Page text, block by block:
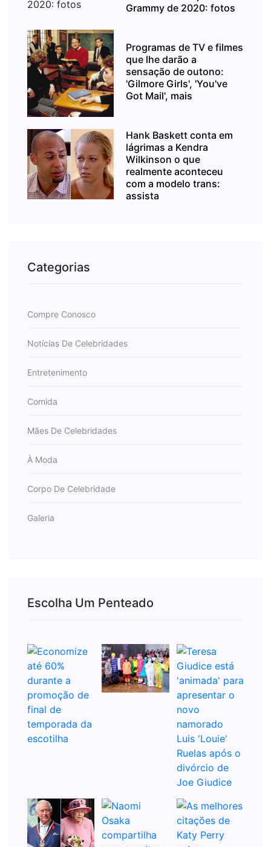
Grammy de 2020: fotos
Programas de TV e filmes
que lhe darão a
sensação de outono:
'Gilmore Girls', 'You've
Got Mail', mais
Hank Baskett conta em
lágrimas a Kendra
Wilkinson o que
realmente aconteceu
com a modelo trans:
assista
Categorias
Compre Conosco
Notícias De Celebridades
Entretenimento
Comida
Mães De Celebridades
À Moda
Corpo De Celebridade
Galeria
Escolha Um Penteado